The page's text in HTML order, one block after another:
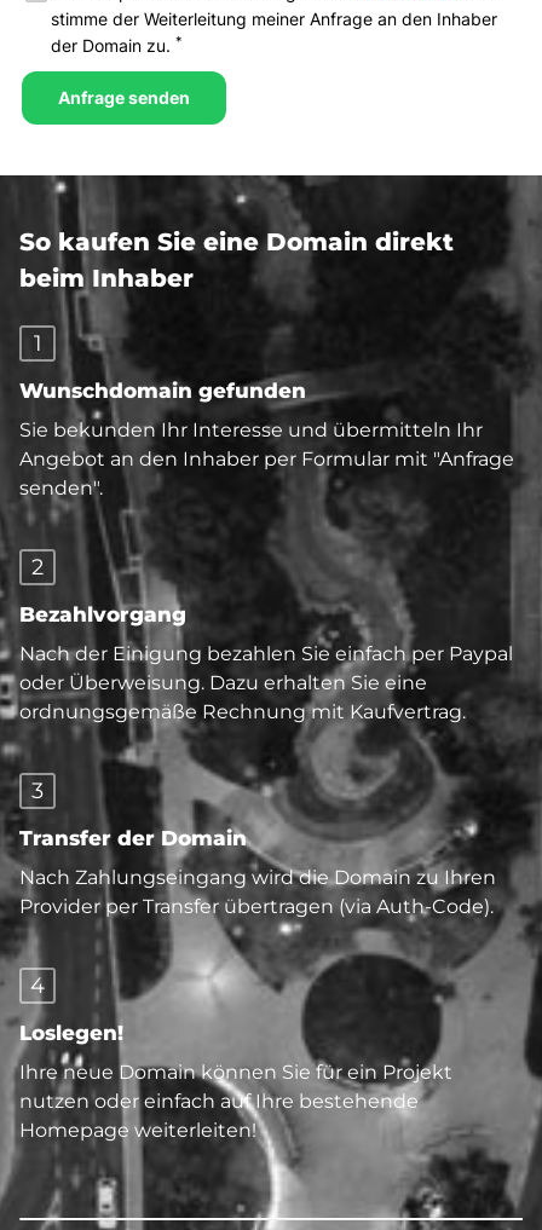
So kaufen Sie eine Domain direkt
beim Inhaber
1
Wunschdomain gefunden
Sie bekunden Ihr Interesse und übermitteln Ihr
Angebot an den Inhaber per Formular mit "Anfrage
senden".
2
Bezahlvorgang
Nach der Einigung bezahlen Sie einfach per Paypal
oder Überweisung. Dazu erhalten Sie eine
ordnungsgemäße Rechnung mit Kaufvertrag.
3
Transfer der Domain
Nach Zahlungseingang wird die Domain zu Ihren
Provider per Transfer übertragen (via Auth-Code).
4
Loslegen!
Ihre neue Domain können Sie für ein Projekt
nutzen oder einfach auf Ihre bestehende
Homepage weiterleiten!